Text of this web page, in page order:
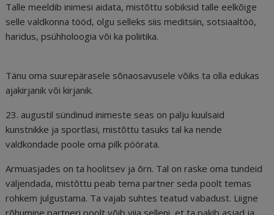
Talle meeldib inimesi aidata, mistõttu sobiksid talle eelkõige
selle valdkonna tööd, olgu selleks siis meditsiin, sotsiaaltöö,
haridus, psühholoogia või ka poliitika.
Tänu oma suurepärasele sõnaosavusele võiks ta olla edukas
ajakirjanik või kirjanik.
23. augustil sündinud inimeste seas on palju kuulsaid
kunstnikke ja sportlasi, mistõttu tasuks tal ka nende
valdkondade poole oma pilk pöörata.
Armuasjades on ta hoolitsev ja õrn. Tal on raske oma tundeid
väljendada, mistõttu peab tema partner seda poolt temas
rohkem julgustama. Ta vajab suhtes teatud vabadust. Liigne
rõhumine partneri poolt võib viia selleni, et ta pakib asjad ja